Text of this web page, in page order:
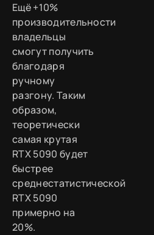
Ещё +10%
производительности
владельцы
смогут получить
благодаря
ручному
разгону. Таким
образом,
теоретически
самая крутая
RTX 5090 будет
быстрее
среднестатистической
RTX 5090
примерно на
20%.